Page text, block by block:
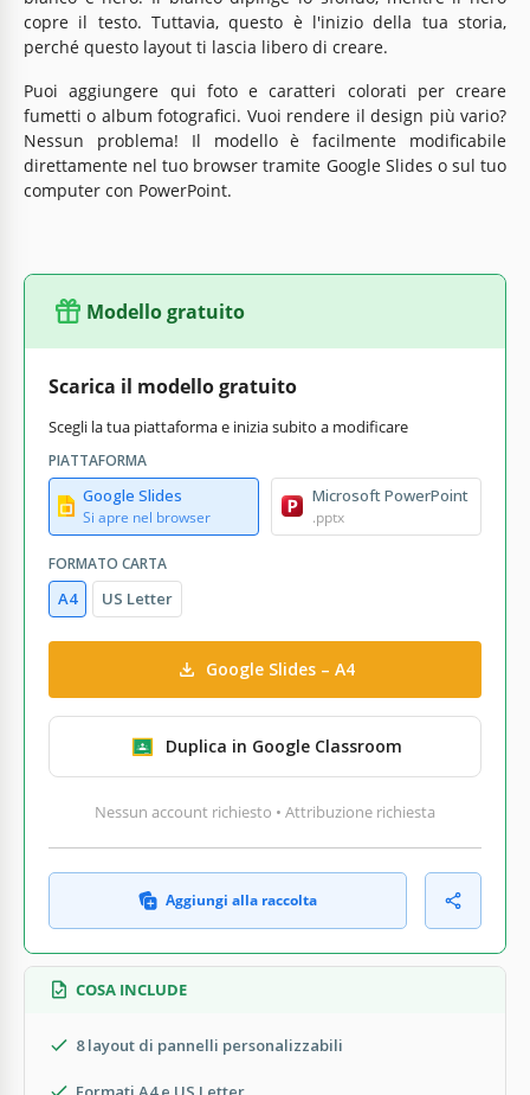
copre il testo. Tuttavia, questo è l'inizio della tua storia,
perché questo layout ti lascia libero di creare.
Puoi aggiungere qui foto e caratteri colorati per creare
fumetti o album fotografici. Vuoi rendere il design più vario?
Nessun problema! Il modello è facilmente modificabile
direttamente nel tuo browser tramite Google Slides o sul tuo
computer con PowerPoint.
Modello gratuito
Scarica il modello gratuito
Scegli la tua piattaforma e inizia subito a modificare
PIATTAFORMA
Google Slides
Si apre nel browser
Microsoft PowerPoint
.pptx
FORMATO CARTA
A4 US Letter
Google Slides – A4
Duplica in Google Classroom
Nessun account richiesto • Attribuzione richiesta
Aggiungi alla raccolta
COSA INCLUDE
8 layout di pannelli personalizzabili